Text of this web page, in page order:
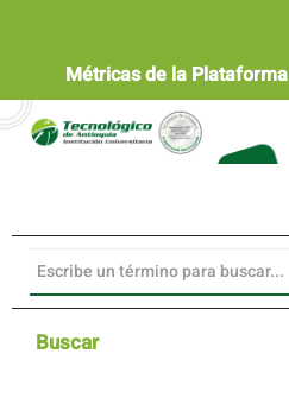
Contenido
principal
Barra
lateral
Métricas de la Plataforma
Buscar